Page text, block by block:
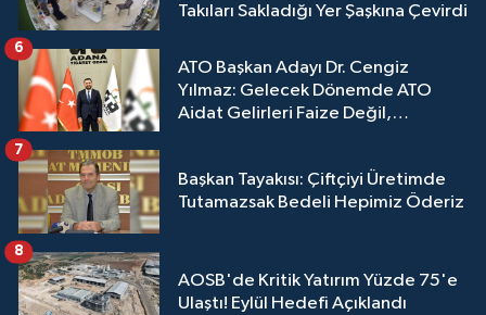
Takıları Sakladığı Yer Şaşkına Çevirdi
ATO Başkan Adayı Dr. Cengiz
Yılmaz: Gelecek Dönemde ATO
Aidat Gelirleri Faize Değil,
6
Başkan Tayakısı: Çiftçiyi Üretimde
Tutamazsak Bedeli Hepimiz Öderiz
7
AOSB'de Kritik Yatırım Yüzde 75'e
Ulaştı! Eylül Hedefi Açıklandı
8